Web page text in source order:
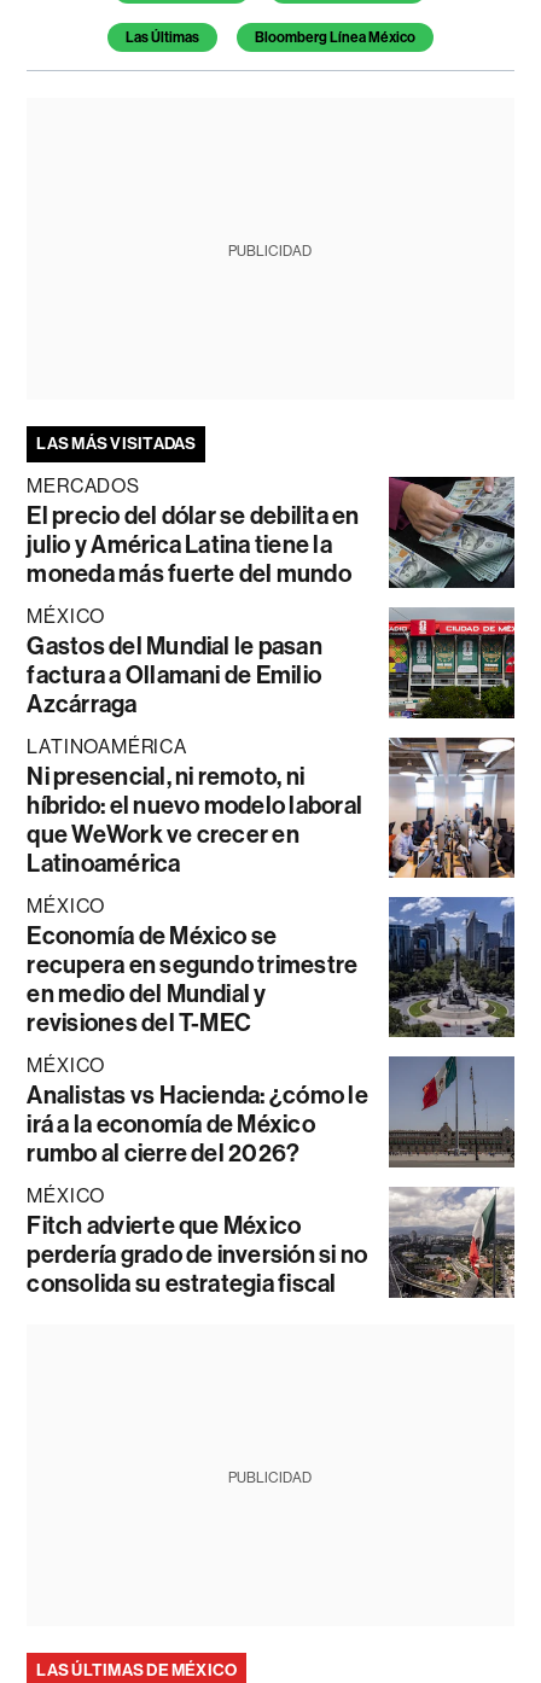
Las Últimas Bloomberg Línea México
PUBLICIDAD
LAS MÁS VISITADAS
MERCADOS
El precio del dólar se debilita en
julio y América Latina tiene la
moneda más fuerte del mundo
MÉXICO
Gastos del Mundial le pasan
factura a Ollamani de Emilio
Azcárraga
LATINOAMÉRICA
Ni presencial, ni remoto, ni
híbrido: el nuevo modelo laboral
que WeWork ve crecer en
Latinoamérica
MÉXICO
Economía de México se
recupera en segundo trimestre
en medio del Mundial y
revisiones del T-MEC
MÉXICO
Analistas vs Hacienda: ¿cómo le
irá a la economía de México
rumbo al cierre del 2026?
MÉXICO
Fitch advierte que México
perdería grado de inversión si no
consolida su estrategia fiscal
PUBLICIDAD
LAS ÚLTIMAS DE MÉXICO